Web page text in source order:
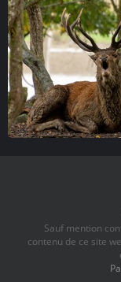
Sauf mention
contenu de ce site